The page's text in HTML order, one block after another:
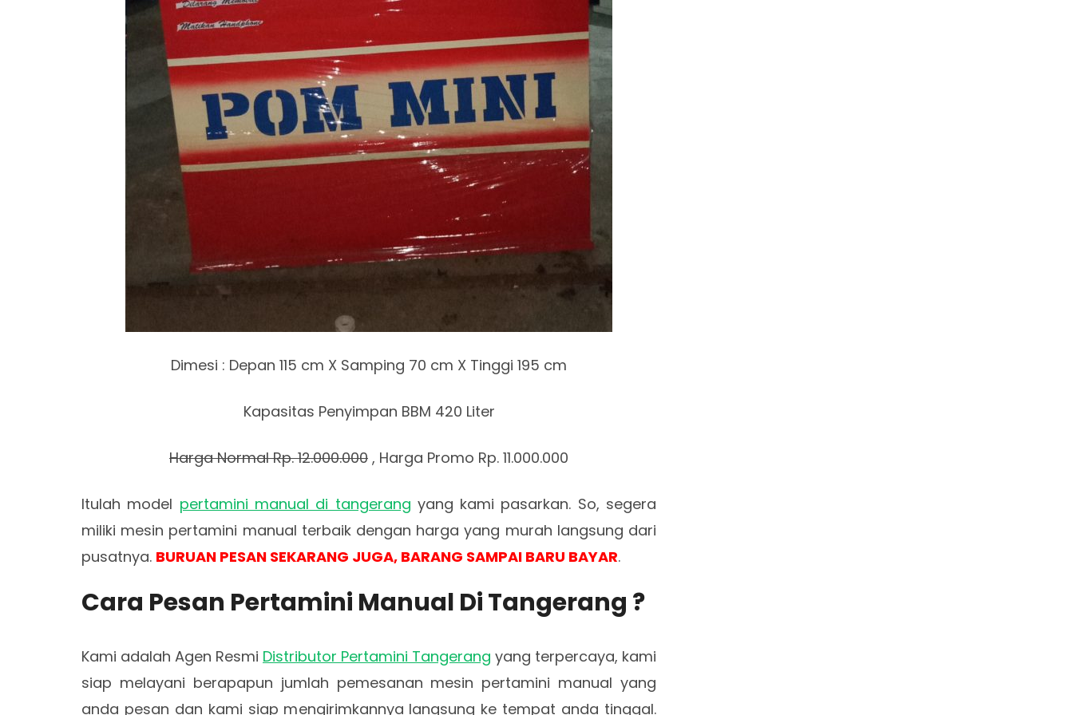
Dimesi : Depan 115 cm X Samping 70 cm X Tinggi 195 cm
Kapasitas Penyimpan BBM 420 Liter
Harga Normal Rp. 12.000.000 , Harga Promo Rp. 11.000.000
Itulah model pertamini manual di tangerang yang kami pasarkan. So, segera
miliki mesin pertamini manual terbaik dengan harga yang murah langsung dari
pusatnya. BURUAN PESAN SEKARANG JUGA, BARANG SAMPAI BARU BAYAR.
Cara Pesan Pertamini Manual Di Tangerang ?
Kami adalah Agen Resmi Distributor Pertamini Tangerang yang terpercaya, kami
siap melayani berapapun jumlah pemesanan mesin pertamini manual yang
anda pesan dan kami siap mengirimkannya langsung ke tempat anda tinggal.